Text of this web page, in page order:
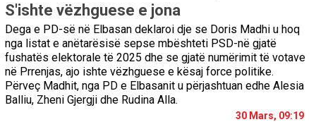
S'ishte vëzhguese e jona
Dega e PD-së në Elbasan deklaroi dje se Doris Madhi u hoq
nga listat e anëtarësisë sepse mbështeti PSD-në gjatë
fushatës elektorale të 2025 dhe se gjatë numërimit të votave
në Prrenjas, ajo ishte vëzhguese e kësaj force politike.
Përveç Madhit, nga PD e Elbasanit u përjashtuan edhe Alesia
Balliu, Zheni Gjergji dhe Rudina Alla.
30 Mars, 09:19